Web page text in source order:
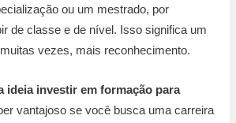
ou um mestrado, por
de classe e de nível. Isso significa um
vezes, mais reconhecimento.
ideia investir em formação para
vantajoso se você busca uma carreira